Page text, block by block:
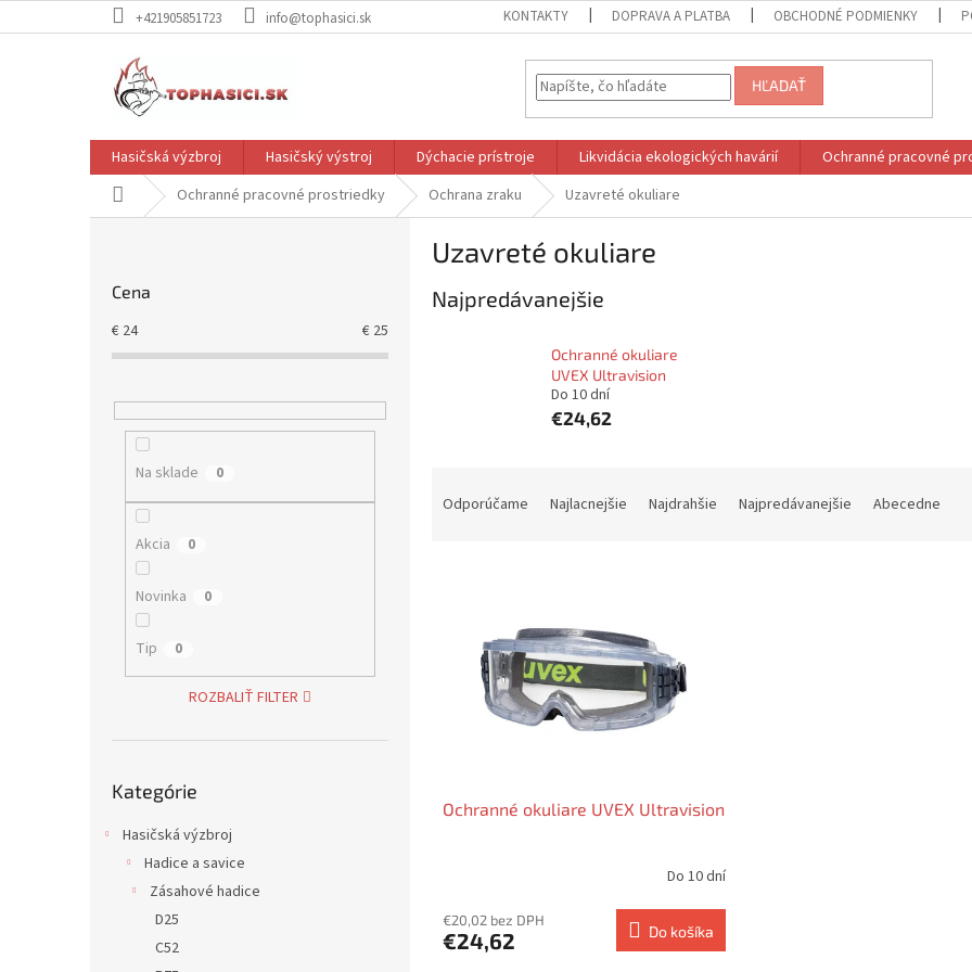
na
+421905851723 info@tophasici.sk KONTAKTY DOPRAVA A PLATBA OBCHODNÉ PODMIENKY
HĽADAŤ
Hasičská výzbroj Hasičský výstroj Dýchacie prístroje Likvidácia ekologických havárií Ochranné pracovné
Domov Ochranné pracovné prostriedky Ochrana zraku Uzavreté okuliare
Cena
€ 24 € 25
Na sklade 0
Akcia 0
Novinka 0
Tip 0
ROZBALIŤ FILTER
kategórie
Kategórie
Hasičská výzbroj
Hadice a savice
Zásahové hadice
D25
C52
Uzavreté okuliare
Najpredávanejšie
Ochranné okuliare
UVEX Ultravision
Do 10 dní
€24,62
Odporúčame Najlacnejšie Najdrahšie Najpredávanejšie Abecedne
Ochranné okuliare UVEX Ultravision
produktu
je
Do 10 dní
€20,02 bez DPH
€24,62 Do košíka